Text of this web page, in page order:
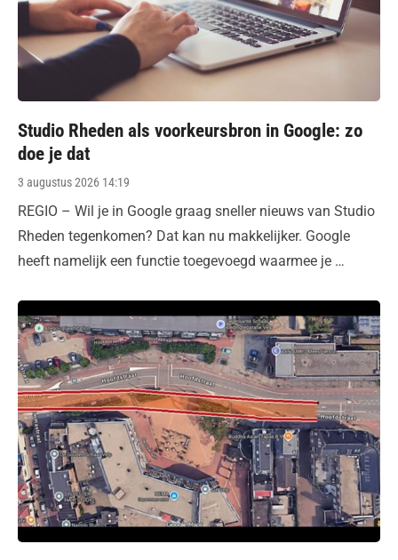
Studio Rheden als voorkeursbron in Google: zo
doe je dat
Posted
3 augustus 2026 14:19
REGIO – Wil je in Google graag sneller nieuws van Studio
Rheden tegenkomen? Dat kan nu makkelijker. Google
heeft namelijk een functie toegevoegd waarmee je …